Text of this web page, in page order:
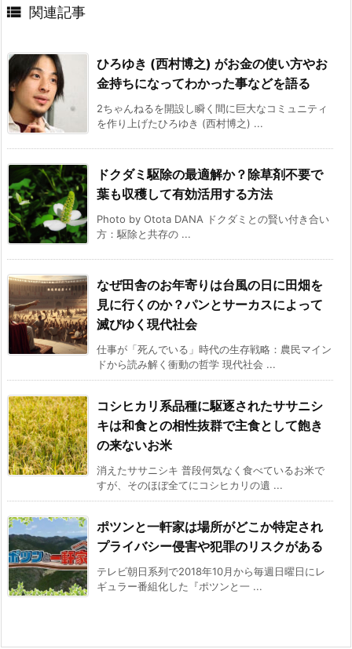
 関連記事
ひろゆき (西村博之) がお金の使い方やお
金持ちになってわかった事などを語る
2ちゃんねるを開設し瞬く間に巨大なコミュニティ
を作り上げたひろゆき (西村博之) ...
ドクダミ駆除の最適解か？除草剤不要で
葉も収穫して有効活用する方法
Photo by Otota DANA ドクダミとの賢い付き合い
方：駆除と共存の ...
なぜ田舎のお年寄りは台風の日に田畑を
見に行くのか？パンとサーカスによって
滅びゆく現代社会
仕事が「死んでいる」時代の生存戦略：農民マイン
ドから読み解く衝動の哲学 現代社会 ...
コシヒカリ系品種に駆逐されたササニシ
キは和食との相性抜群で主食として飽き
の来ないお米
消えたササニシキ 普段何気なく食べているお米で
すが、そのほぼ全てにコシヒカリの遺 ...
ポツンと一軒家は場所がどこか特定され
プライバシー侵害や犯罪のリスクがある
テレビ朝日系列で2018年10月から毎週日曜日にレ
ギュラー番組化した『ポツンと一 ...